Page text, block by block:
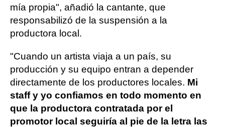
mía propia", añadió la cantante, que
responsabilizó de la suspensión a la
productora local.
"Cuando un artista viaja a un país, su
producción y su equipo entran a depender
directamente de los productores locales. Mi
staff y yo confiamos en todo momento en
que la productora contratada por el
promotor local seguiría al pie de la letra las